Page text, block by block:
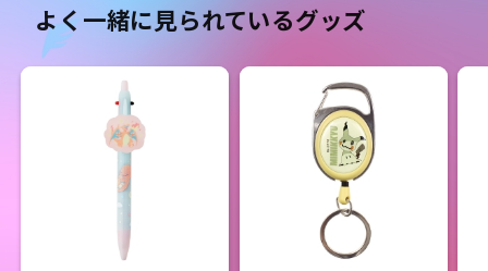
よく一緒に見られているグッズ